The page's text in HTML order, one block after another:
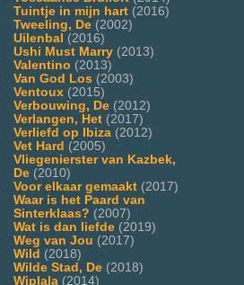
Tuintje in mijn hart (2016)
Tweeling, De (2002)
Uilenbal (2016)
Ushi Must Marry (2013)
Valentino (2013)
Van God Los (2003)
Ventoux (2015)
Verbouwing, De (2012)
Verlangen, Het (2017)
Verliefd op Ibiza (2012)
Vet Hard (2005)
Vliegenierster van Kazbek,
De (2010)
Voor elkaar gemaakt (2017)
Waar is het Paard van
Sinterklaas? (2007)
Wat is dan liefde (2019)
Weg van Jou (2017)
Wild (2018)
Wilde Stad, De (2018)
Wiplala (2014)